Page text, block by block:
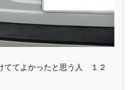
ててよかったと思う人 １２